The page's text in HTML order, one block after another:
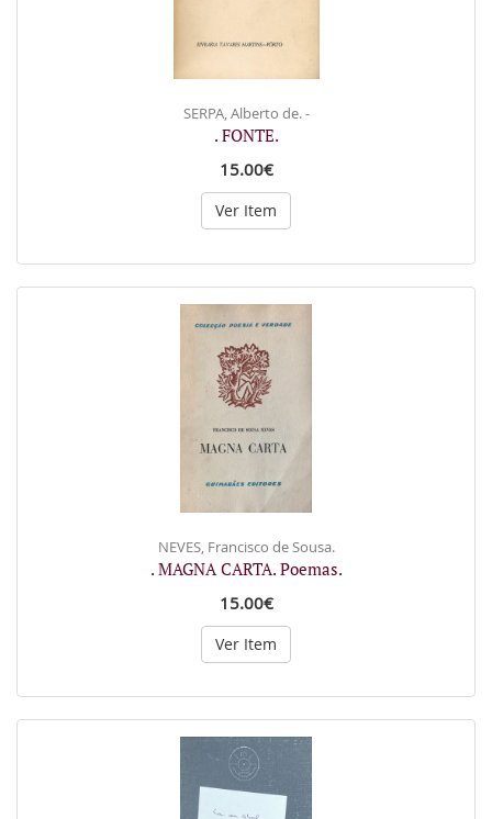
SERPA, Alberto de. -
. FONTE.
15.00€
Ver Item
NEVES, Francisco de Sousa.
. MAGNA CARTA. Poemas.
15.00€
Ver Item